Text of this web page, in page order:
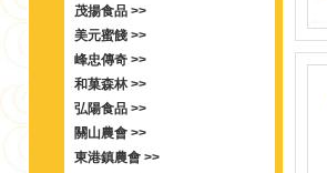
茂揚食品 >>
美元蜜餞 >>
峰忠傳奇 >>
和菓森林 >>
弘陽食品 >>
關山農會 >>
東港鎮農會 >>